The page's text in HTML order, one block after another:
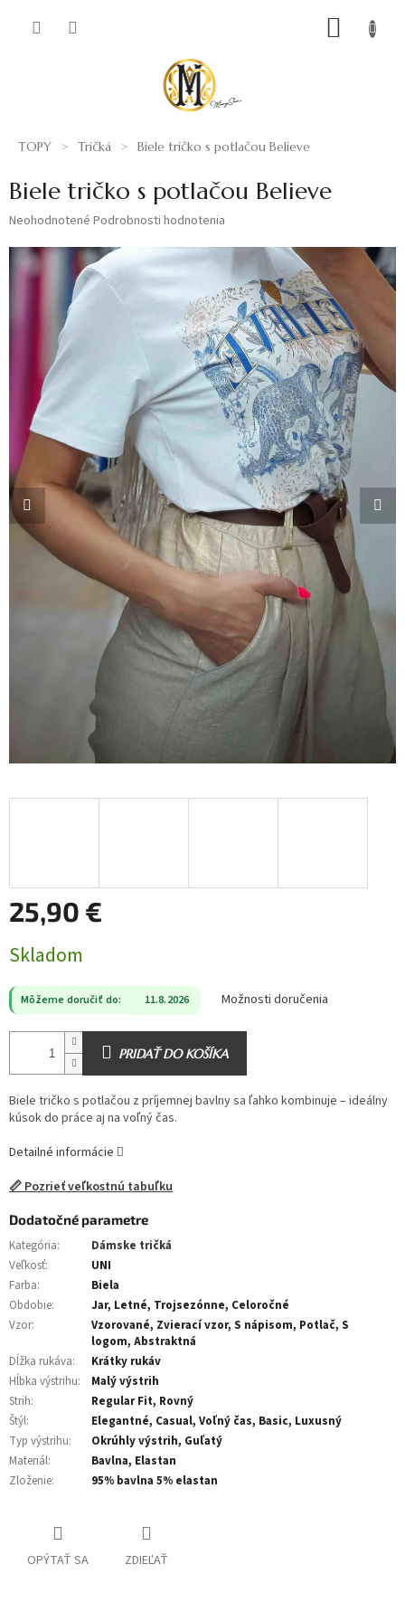
TOPY Tričká Biele tričko s potlačou Believe
Biele tričko s potlačou Believe
Priemerné
produktu
hviezdičiek.
Neohodnotené Podrobnosti hodnotenia
25,90 €
cena:
Skladom
Môžeme doručiť do: 11.8.2026 Možnosti doručenia
PRIDAŤ DO KOŠÍKA
Biele tričko s potlačou z príjemnej bavlny sa ľahko kombinuje – ideálny
kúsok do práce aj na voľný čas.
Detailné informácie
📏 Pozrieť veľkostnú tabuľku
Dodatočné parametre
Kategória:
Dámske tričká
Veľkosť:
UNI
Farba:
Biela
Obdobie:
Jar, Letné, Trojsezónne, Celoročné
Vzor:
Vzorované, Zvierací vzor, S nápisom, Potlač, S
logom, Abstraktná
Dĺžka rukáva:
Krátky rukáv
Hĺbka výstrihu:
Malý výstrih
Strih:
Regular Fit, Rovný
Štýl:
Elegantné, Casual, Voľný čas, Basic, Luxusný
Typ výstrihu:
Okrúhly výstrih, Guľatý
Materiál:
Bavlna, Elastan
Zloženie: 95% bavlna 5% elastan
OPÝTAŤ SA ZDIEĽAŤ